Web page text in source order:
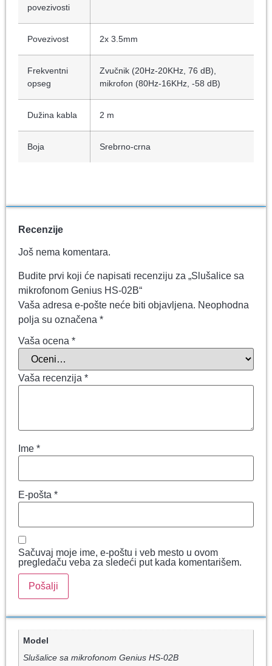
povezivosti
Povezivost 2x 3.5mm
Frekventni
opseg
Zvučnik (20Hz-20KHz, 76 dB),
mikrofon (80Hz-16KHz, -58 dB)
Dužina kabla 2 m
Boja Srebrno-crna
Recenzije
Još nema komentara.
Budite prvi koji će napisati recenziju za „Slušalice sa
mikrofonom Genius HS-02B“
Vaša adresa e-pošte neće biti objavljena. Neophodna
polja su označena *
Vaša ocena *
Vaša recenzija *
Ime *
E-pošta *
Sačuvaj moje ime, e-poštu i veb mesto u ovom
pregledaču veba za sledeći put kada komentarišem.
Model
Slušalice sa mikrofonom Genius HS-02B